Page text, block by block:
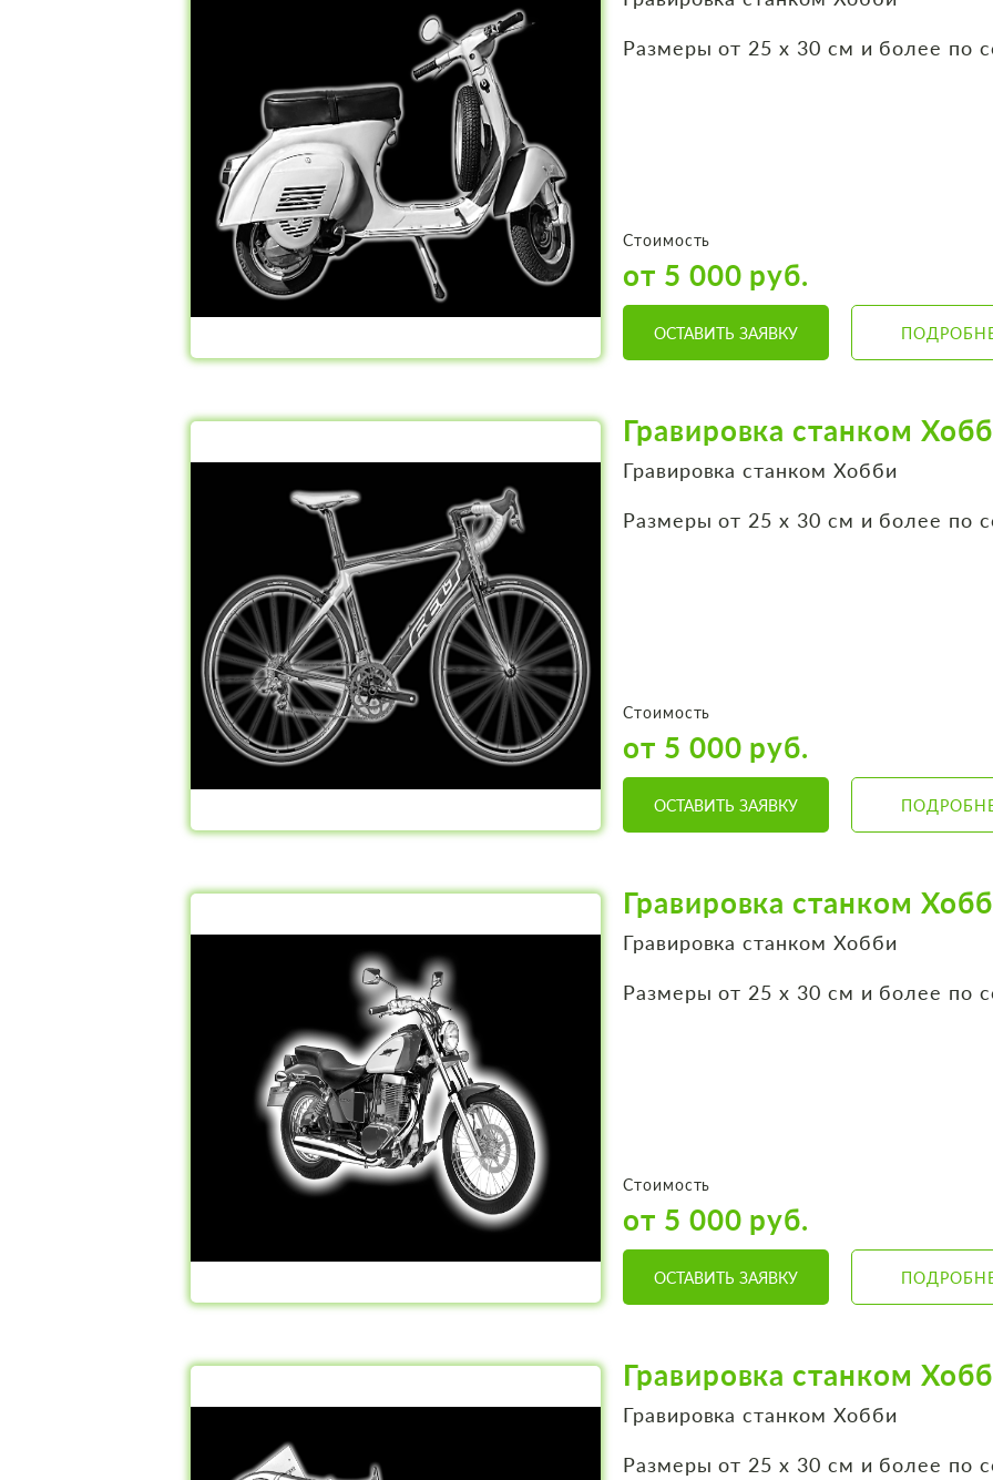
Размеры от 25 х 30 см и более по
Стоимость
от 5 000 руб.
ОСТАВИТЬ ЗАЯВКУ
Гравировка станком
Гравировка станком Хобби
Размеры от 25 х 30 см и более по
Стоимость
от 5 000 руб.
ОСТАВИТЬ ЗАЯВКУ
Гравировка станком
Гравировка станком Хобби
Размеры от 25 х 30 см и более по
Стоимость
от 5 000 руб.
ОСТАВИТЬ ЗАЯВКУ
Гравировка станком
Гравировка станком Хобби
Размеры от 25 х 30 см и более по